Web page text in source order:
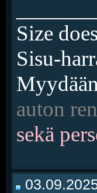
Size
Sisu-
auton
sekä